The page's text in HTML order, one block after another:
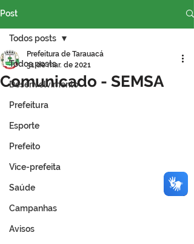
Post
Todos posts
Desenvolvimento
Prefeitura
Esporte
Prefeito
Vice-prefeita
Saúde
Campanhas
Avisos
Todos posts
Comunicado - SEMSA
Prefeitura de Tarauacá
31 de mar. de 2021